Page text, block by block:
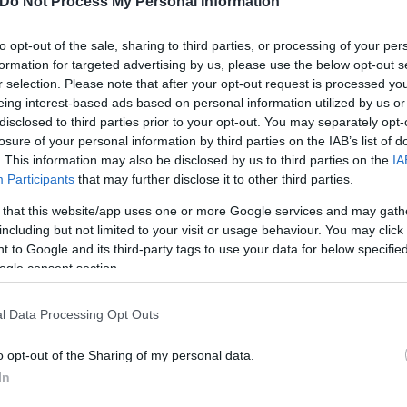
opt-out of the sale, sharing to third parties, or processing of your
for targeted advertising by us, please use the below opt-out
selection. Please note that after your opt-out request is processed
interest-based ads based on personal information utilized by us
to third parties prior to your opt-out. You may separately
of your personal information by third parties on the IAB’s list of
This information may also be disclosed by us to third parties on the
Participants that may further disclose it to other third parties.
that this website/app uses one or more Google services and may
but not limited to your visit or usage behaviour. You may
to Google and its third-party tags to use your data for below
consent section.
Data Processing Opt Outs
opt-out of the Sharing of my personal data.
κυρίως λόγω των παλιρροιών υπό
περίπου 2,3 χιλιοστά του δευτερολέπτου στη
διαρκούσε περισσότερες από 19 ώρες.
διαδικασία έχει λάβει χώρα προς την
μας. Όταν τελείωσε η τελευταία εποχή των
άρχισε να περιστρέφεται ταχύτερα,
ανά αιώνα.
να κάνουν ολοένα ακριβέστερες μετρήσεις της
που παρέχουν ύψιστη ακρίβεια,